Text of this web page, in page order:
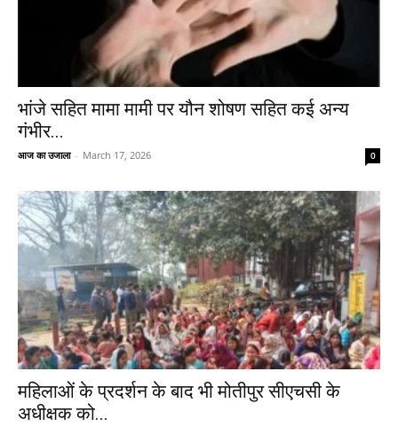
भांजे सहित मामा मामी पर यौन शोषण सहित कई अन्य
गंभीर...
आज का उजाला - March 17, 2026 0
महिलाओं के प्रदर्शन के बाद भी मोतीपुर सीएचसी के
अधीक्षक को...